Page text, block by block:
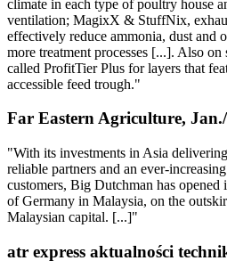
climate in each type of poultry house
ventilation; MagixX & StuffNix,
effectively reduce ammonia, dust and
more treatment processes [...]. Also
called ProfitTier Plus for layers that
accessible feed trough."
Far Eastern Agriculture,
"With its investments in Asia
reliable partners and an ever-
customers, Big Dutchman has opened
of Germany in Malaysia, on the
Malaysian capital. [...]"
atr express aktualności